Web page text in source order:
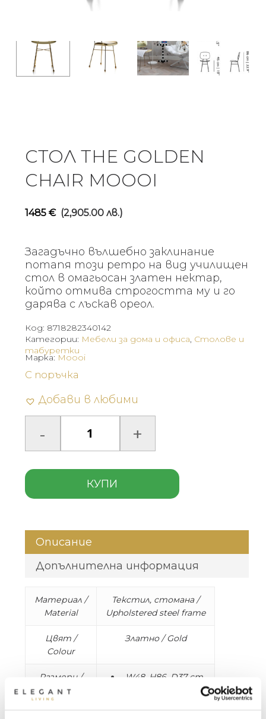
СТОЛ THE GOLDEN
CHAIR MOOOI
1485 € (2,905.00 лв.)
Загадъчно вълшебно заклинание
потапя този ретро на вид училищен
стол в омагьосан златен нектар,
който отмива строгостта му и го
дарява с лъскав ореол.
Код: 8718282340142
Категории: Мебели за дома и офиса, Столове и
табуретки
С поръчка
Добави в любими
КУПИ
Марка: Moooi
Описание
Допълнителна информация
Материал /
Material
Текстил, стомана /
Upholstered steel frame
Цвят /
Colour
Златно / Gold
Размери /
Dimensions
W48, H86, D37 cm